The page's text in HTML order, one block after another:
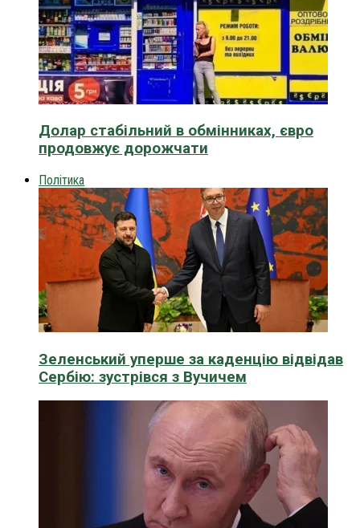
Долар стабільний в обмінниках, євро
продовжує дорожчати
Політика
Зеленський уперше за каденцію відвідав
Сербію: зустрівся з Вучичем